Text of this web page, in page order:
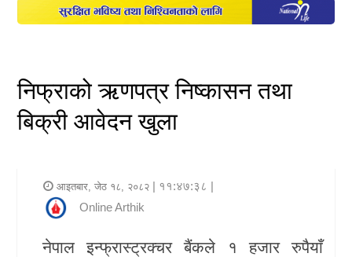
पूँजीबजार
अटो
राजनीति
निफ्राको ऋणपत्र निष्कासन तथा
बिक्री आवेदन खुला
आइतबार, जेठ १८, २०८२ | ११:४७:३८ |
Online Arthik
नेपाल इन्फ्रास्ट्रक्चर बैंकले १ हजार रुपैयाँ